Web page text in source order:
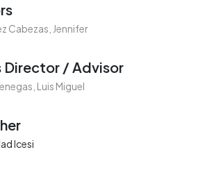
Cabezas, Jennifer
Director / Advisor
Luis Miguel
Icesi